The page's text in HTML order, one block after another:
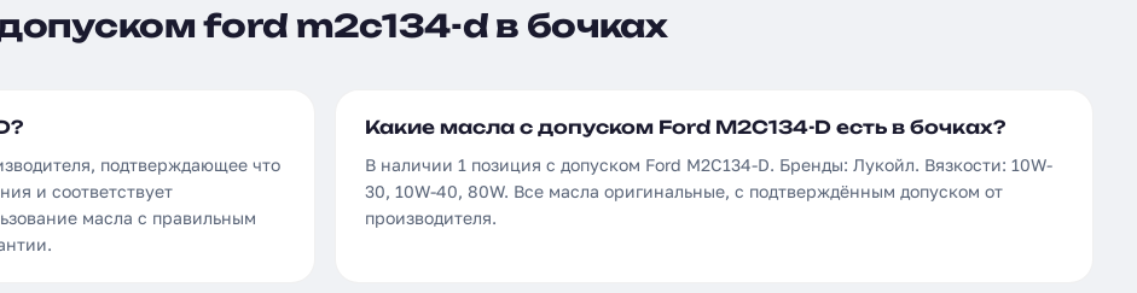
ford m2c134-d в бочках
подтверждающее что
и соответствует
масла с правильным
Какие масла с допуском Ford M2C134-D есть в бочках?
В наличии 1 позиция с допуском Ford M2C134-D. Бренды: Лукойл. Вязкости: 10W-
30, 10W-40, 80W. Все масла оригинальные, с подтверждённым допуском от
производителя.